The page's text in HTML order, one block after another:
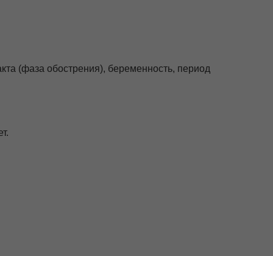
(фаза обострения), беременность, период